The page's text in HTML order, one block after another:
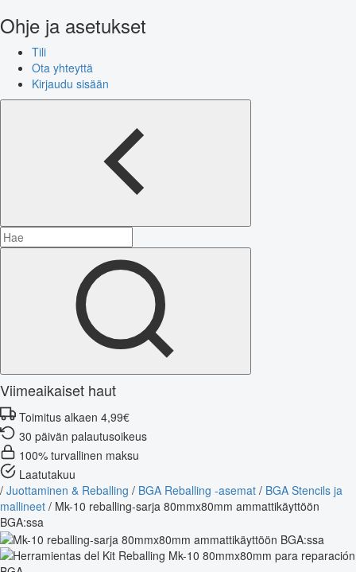
Ohje ja asetukset
Tili
Ota yhteyttä
Kirjaudu sisään
Viimeaikaiset haut
Toimitus alkaen 4,99€
30 päivän palautusoikeus
100% turvallinen maksu
Laatutakuu
/ Juottaminen & Reballing / BGA Reballing -asemat / BGA Stencils ja
mallineet / Mk-10 reballing-sarja 80mmx80mm ammattikäyttöön
BGA:ssa